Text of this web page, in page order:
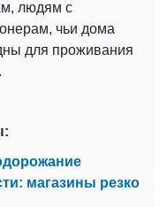
людям с
чьи дома
для проживания
магазины резко